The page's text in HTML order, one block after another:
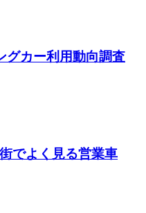
グカー利用動向調査
でよく見る営業車